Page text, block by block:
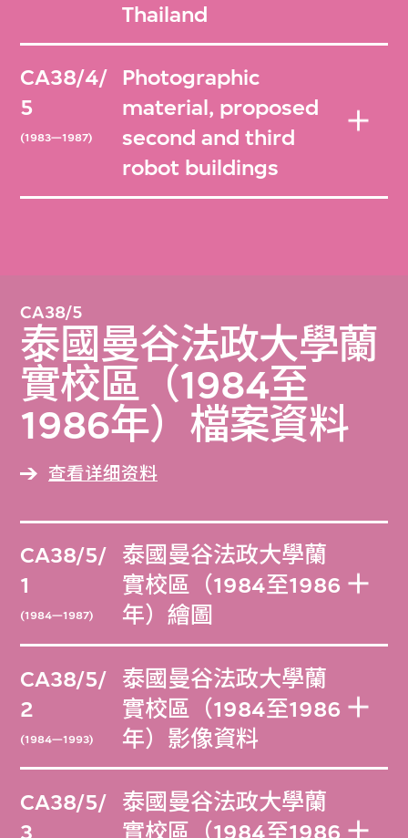
Thailand
CA38/4/
5
(1983—1987)
Photographic
material, proposed
second and third
robot buildings
CA38/5
泰國曼谷法政大學蘭
實校區（1984至
1986年）檔案資料
查看详细资料
CA38/5/
1
(1984—1987)
泰國曼谷法政大學蘭
實校區（1984至1986
年）繪圖
CA38/5/
2
(1984—1993)
泰國曼谷法政大學蘭
實校區（1984至1986
年）影像資料
CA38/5/
3
泰國曼谷法政大學蘭
實校區（1984至1986